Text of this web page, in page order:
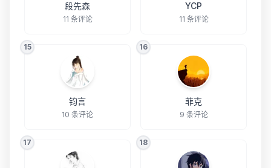
段先森
11 条评论
YCP
11 条评论
15
钧言
10 条评论
16
菲克
9 条评论
17 18